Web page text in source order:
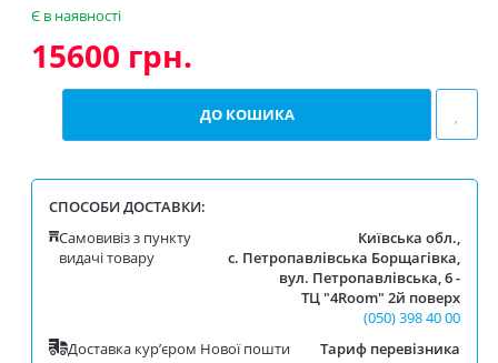
Є в наявності
15600 грн.
СПОСОБИ ДОСТАВКИ:
Самовивіз з пункту
видачі товару
Київська обл.,
с. Петропавлівська Борщагівка,
вул. Петропавлівська, 6 -
ТЦ "4Room" 2й поверх
(050) 398 40 00
Доставка курʼєром Нової пошти
Тариф перевізника